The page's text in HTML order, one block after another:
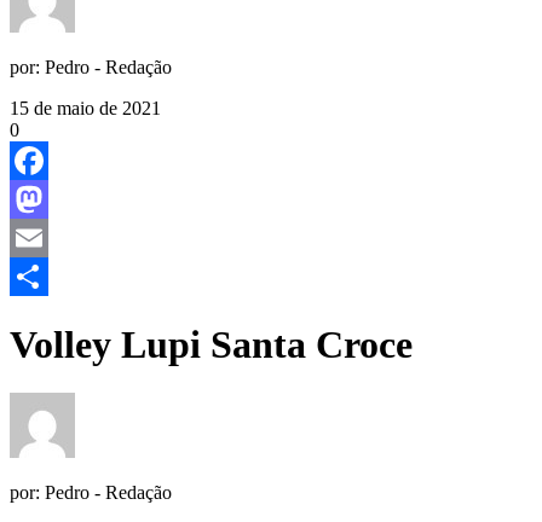
por: Pedro - Redação
15 de maio de 2021
0
Facebook
Mastodon
Email
Volley Lupi Santa Croce
por: Pedro - Redação